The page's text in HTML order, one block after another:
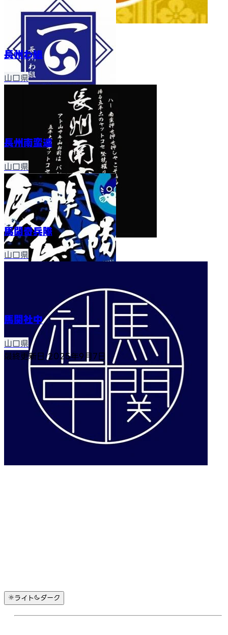
長州わ組
山口県
長州南蛮連
山口県
馬関奇兵隊
山口県
馬関社中
山口県
最終更新日2025年9月7日
ライト ダーク